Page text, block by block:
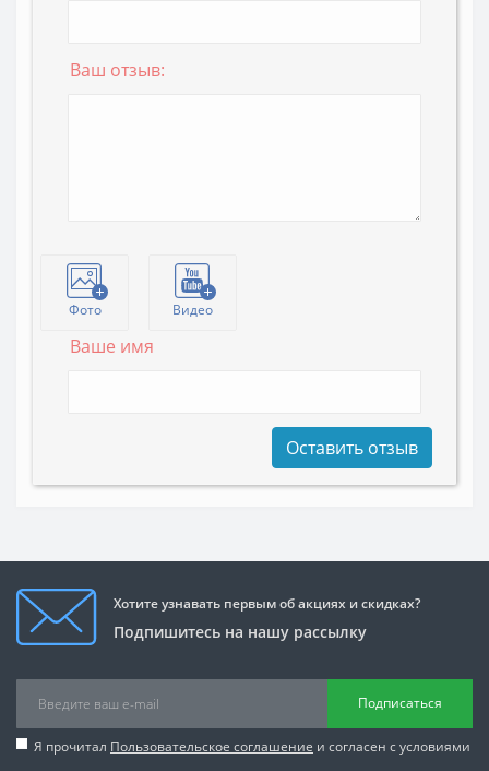
Ваш отзыв:
Фото Видео
Ваше имя
Оставить отзыв
Хотите узнавать первым об акциях и скидках?
Подпишитесь на нашу рассылку
Подписаться
Я прочитал Пользовательское соглашение и согласен с условиями